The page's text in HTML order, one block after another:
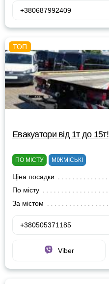
+380687992409
Евакуатори від 1т до 15т!
ПО МІСТУ МІЖМІСЬКІ
Ціна посадки
По місту
За містом
+380505371185
Viber